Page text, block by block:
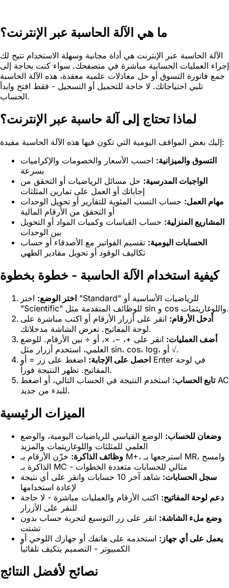
ما هي الآلة الحاسبة عبر الإنترنت؟
الآلة الحاسبة عبر الإنترنت هي أداة مجانية وسهلة الاستخدام تتيح لك
إجراء العمليات الحسابية مباشرة في متصفحك. سواء كنت بحاجة إلى
جمع فاتورة التسوق أو حل معادلات علمية معقدة، هذه الآلة الحاسبة
تلبي احتياجاتك. لا حاجة للتحميل أو التسجيل - فقط افتح وابدأ
الحساب.
لماذا تحتاج إلى آلة حاسبة عبر الإنترنت؟
إليك بعض المواقف اليومية التي تكون فيها هذه الآلة الحاسبة مفيدة:
التسوق والميزانية: احسب الأسعار والخصومات والإكراميات
بسرعة
الواجبات المدرسية: حل مسائل الرياضيات أو التحقق من
إجاباتك أو العمل على تمارين المثلثات
مهام العمل: حساب النسب المئوية للتقارير أو تحويل الوحدات
أو التحقق من الأرقام المالية
المشاريع المنزلية: حساب القياسات وكميات المواد أو التحويل
بين الوحدات
الحسابات اليومية: تقسيم الفواتير مع الأصدقاء أو حساب
تكاليف الوقود أو تحويل مقادير الطهي
كيفية استخدام الآلة الحاسبة - خطوة بخطوة
اختر الوضع: اختر "Standard" للرياضيات الأساسية أو
"Scientific" للوظائف المتقدمة مثل sin و cos واللوغاريتمات.
أدخل الأرقام: انقر على أزرار الأرقام أو اكتب مباشرة على
لوحة المفاتيح. تعرض الشاشة مدخلاتك.
أضف العمليات: انقر على +، −، ×، أو ÷ بين الأرقام. للوضع
العلمي، استخدم أزرار مثل sin، cos، log، أو √.
احصل على الإجابة: اضغط على زر = أو Enter في لوحة
المفاتيح. تظهر النتيجة فوراً.
تابع الحساب: استخدم النتيجة في الحساب التالي، أو اضغط AC
للبدء من جديد.
الميزات الرئيسية
وضعان للحساب: الوضع القياسي للرياضيات اليومية، والوضع
العلمي للمثلثات واللوغاريتمات والمزيد
وظائف الذاكرة: خزّن الأرقام بـ M+، استرجعها بـ MR، وامسح
الذاكرة بـ MC - مثالي للحسابات متعددة الخطوات
سجل الحسابات:
شاهد آخر 10 حسابات وانقر على أي نتيجة
لإعادة استخدامها
دعم لوحة المفاتيح: اكتب الأرقام والعمليات مباشرة - لا حاجة
للنقر على الأزرار
وضع ملء الشاشة: انقر على زر التوسيع لتجربة حساب بدون
تشتت
يعمل على أي جهاز: استخدمه على هاتفك أو جهازك اللوحي أو
الكمبيوتر - التصميم يتكيف تلقائياً
نصائح لأفضل النتائج